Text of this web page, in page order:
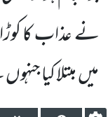
نے عذاب کا
میںمبتلا کیا